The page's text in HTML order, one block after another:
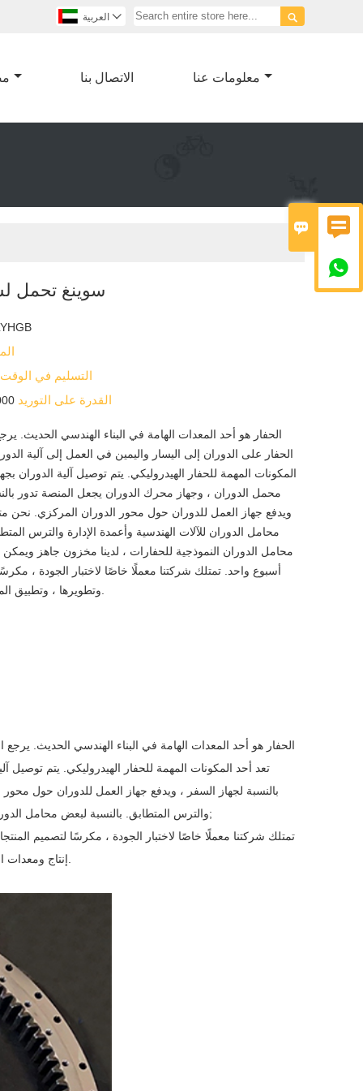
 

 العربية 
الاتصال بنا معلومات عنا
سوينغ تحمل
التسليم في
القدرة على التوريد 4000
الحفار هو أحد المعدات الهامة في البناء الهندسي الحديث.
الحفار على الدوران إلى اليسار واليمين في العمل إلى آلية
المكونات المهمة للحفار الهيدروليكي. يتم توصيل آلية الدوران
محمل الدوران ، وجهاز محرك الدوران يجعل المنصة تدور
ويدفع جهاز العمل للدوران حول محور الدوران المركزي. نحن
محامل الدوران للآلات الهندسية وأعمدة الإدارة والترس
محامل الدوران النموذجية للحفارات ، لدينا مخزون جاهز
أسبوع واحد. تمتلك شركتنا معملًا خاصًا لاختبار الجودة ،
الحفار هو أحد المعدات الهامة في البناء الهندسي الحديث.
تعد أحد المكونات المهمة للحفار الهيدروليكي. يتم
بالنسبة لجهاز السفر ، ويدفع جهاز العمل للدوران حول
والترس المتطابق. بالنسبة لبعض محامل الدوران النموذجية للحفارات ، لدينا مخزون جاهز ويمكن تسليمه في غضون أسبوع واحد.&نبسب;
تمتلك شركتنا معملًا خاصًا لاختبار الجودة ، مكرسًا لتصميم